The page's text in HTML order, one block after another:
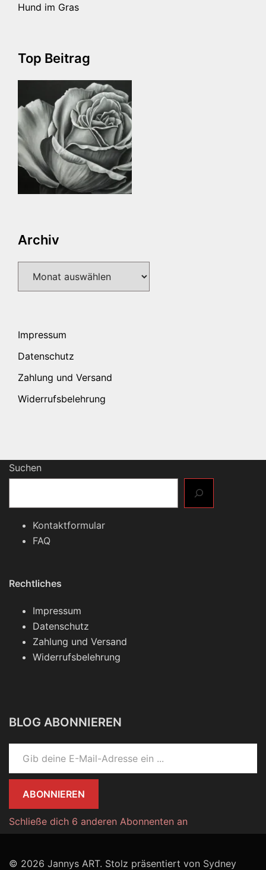
Hund im Gras
Top Beitrag
Archiv
Impressum
Datenschutz
Zahlung und Versand
Widerrufsbelehrung
Suchen
Kontaktformular
FAQ
Rechtliches
Impressum
Datenschutz
Zahlung und Versand
Widerrufsbelehrung
BLOG ABONNIEREN
Gib deine E-Mail-Adresse ein ...
ABONNIEREN
Schließe dich 6 anderen Abonnenten an
© 2026 Jannys ART. Stolz präsentiert von Sydney